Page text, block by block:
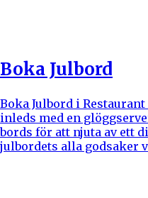
Boka Julbord
Boka Julbord i
inleds med en
bords för att njuta av ett
julbordets alla godsaker